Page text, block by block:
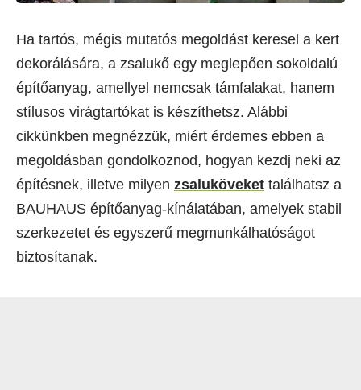
Ha tartós, mégis mutatós megoldást keresel a kert
dekorálására, a zsalukő egy meglepően sokoldalú
építőanyag, amellyel nemcsak támfalakat, hanem
stílusos virágtartókat is készíthetsz. Alábbi
cikkünkben megnézzük, miért érdemes ebben a
megoldásban gondolkoznod, hogyan kezdj neki az
építésnek, illetve milyen zsaluköveket találhatsz a
BAUHAUS építőanyag-kínálatában, amelyek stabil
szerkezetet és egyszerű megmunkálhatóságot
biztosítanak.